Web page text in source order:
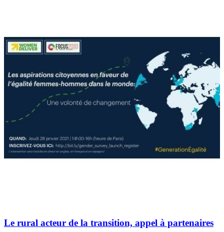
Le rural acteur de la transition, appel à partenaires